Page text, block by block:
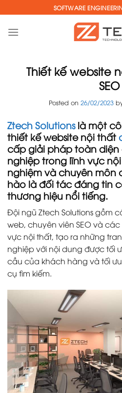
to
content
SOFTWARE
Thiết kế website
SEO
Posted on 26/02/2023
Ztech Solutionslà một
thiết kế website nội thất
cấp giải pháp toàn
nghiệp trong lĩnh vực
nghiệm và chuyên môn
hào là đối tác đáng tin
thương hiệu nổi tiếng.
Đội ngũ Ztech Solutions gồm
web, chuyên viên SEO và
vực nội thất, tạo ra những
nghiệp với nội dung được tối
cầu của khách hàng và tối
cụ tìm kiếm.